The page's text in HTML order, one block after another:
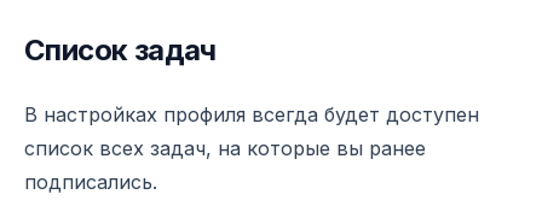
Список задач
В настройках профиля всегда будет доступен
список всех задач, на которые вы ранее
подписались.